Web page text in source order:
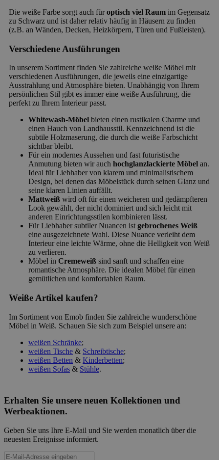
Die weiße Farbe sorgt auch füroptisch viel Raum im Gegensatz
zu Schwarz und ist daher relativ häufig in Häusern zu finden
(z.B. an Wänden, Decken, Heizkörpern, Türen und Fußleisten).
Verschiedene Ausführungen
In unserem Sortiment finden Sie zahlreiche weiße Möbel mit
verschiedenen Ausführungen, die jeweils eine einzigartige
Ausstrahlung und Atmosphäre bieten. Unabhängig von Ihrem
persönlichen Stil gibt es immer eine weiße Ausführung, die
perfekt zu Ihrem Interieur passt.
Whitewash-Möbel bieten einen rustikalen Charme und
einen Hauch von Landhausstil. Kennzeichnend ist die
subtile Holzmaserung, die durch die weiße Farbschicht
sichtbar bleibt.
Für ein modernes Aussehen und fast futuristische
Anmutung bieten wir auch hochglanzlackierte Möbel an.
Ideal für Liebhaber von klarem und minimalistischem
Design, bei denen das Möbelstück durch seinen Glanz und
seine klaren Linien auffällt.
Mattweiß wird oft für einen weicheren und gedämpfteren
Look gewählt, der nicht dominiert und sich leicht mit
anderen Einrichtungsstilen kombinieren lässt.
Für Liebhaber subtiler Nuancen ist gebrochenes Weiß
eine ausgezeichnete Wahl. Diese Nuance verleiht dem
Interieur eine leichte Wärme, ohne die Helligkeit von Weiß
zu verlieren.
Möbel in Cremeweiß sind sanft und schaffen eine
romantische Atmosphäre. Die idealen Möbel für einen
gemütlichen und komfortablen Raum.
Weiße Artikel kaufen?
Im Sortiment von Emob finden Sie zahlreiche wunderschöne
Möbel in Weiß. Schauen Sie sich zum Beispiel unsere an:
weißen Schränke;
weißen Tische & Schreibtische;
weißen Betten & Kinderbetten;
weißen Sofas & Stühle.
Erhalten Sie unsere neuen Kollektionen und
Werbeaktionen.
Geben Sie uns Ihre E-Mail und Sie werden monatlich über die
neuesten Ereignisse informiert.